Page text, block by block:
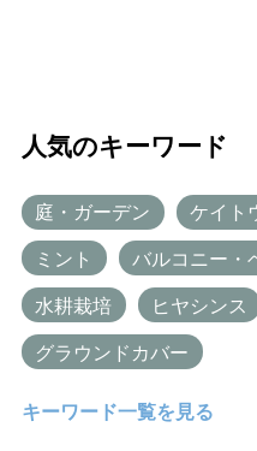
人気のキーワード
庭・ガーデン ケイト
ミント バルコニー・
水耕栽培 ヒヤシンス
グラウンドカバー
キーワード一覧を見る